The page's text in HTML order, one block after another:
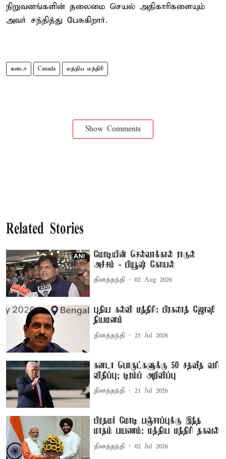
நிறுவனங்களின் தலைமை செயல் அதிகாரிகளையும்
அவர் சந்தித்து பேசுகிறார்.
கனடா Canada மத்திய மந்திரி
Show Comments
Related Stories
மோடியின் செல்வாக்கால் ராகுல்
அச்சம் - பியூஷ் கோயல்
தினத்தந்தி 02 Aug 2026
புதிய கல்வி மந்திரி: பிரகலாத் ஜோஷி
நியமனம்
தினத்தந்தி 25 Jul 2026
கனடா பொருட்களுக்கு 50 சதவீத வரி
விதிப்பு; டிரம்ப் அறிவிப்பு
தினத்தந்தி 21 Jul 2026
பிரதமர் மோடி பஞ்சாப்புக்கு இந்த
மாதம் பயணம்: மத்திய மந்திரி தகவல்
தினத்தந்தி 02 Jul 2026